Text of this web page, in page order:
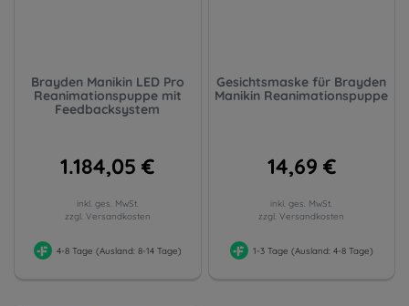
Brayden Manikin LED Pro
Reanimationspuppe mit
Feedbacksystem
1.184,05 €
inkl. ges. MwSt.
zzgl. Versandkosten
4-8 Tage (Ausland: 8-14 Tage)
Gesichtsmaske für Brayden
Manikin Reanimationspuppe
14,69 €
inkl. ges. MwSt.
zzgl. Versandkosten
1-3 Tage (Ausland: 4-8 Tage)